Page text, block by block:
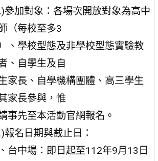
參加對象：各場次開放對象為高中
（每校至多3
、學校型態及非學校型態實驗教
、自學生及自
家長、自學機構團體、高三學生
家長參與，惟
事先至本活動官網報名。
報名日期與截止日：
台中場：即日起至112年9月13日